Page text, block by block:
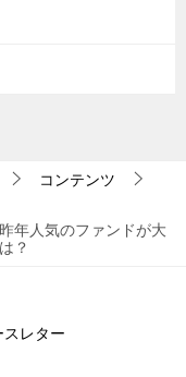
コンテンツ
年人気のファンドが大
？
スレター